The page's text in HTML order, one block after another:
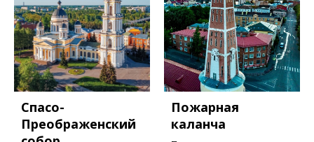
Спасо-
Преображенский
Пожарная
каланча